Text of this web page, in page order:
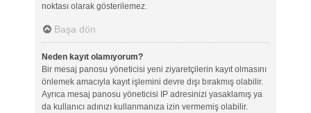
noktası olarak gösterilemez.
Başa dön
Neden kayıt olamıyorum?
Bir mesaj panosu yöneticisi yeni ziyaretçilerin kayıt olmasını
önlemek amacıyla kayıt işlemini devre dışı bırakmış olabilir.
Ayrıca mesaj panosu yöneticisi IP adresinizi yasaklamış ya
da kullanıcı adınızı kullanmanıza izin vermemiş olabilir.